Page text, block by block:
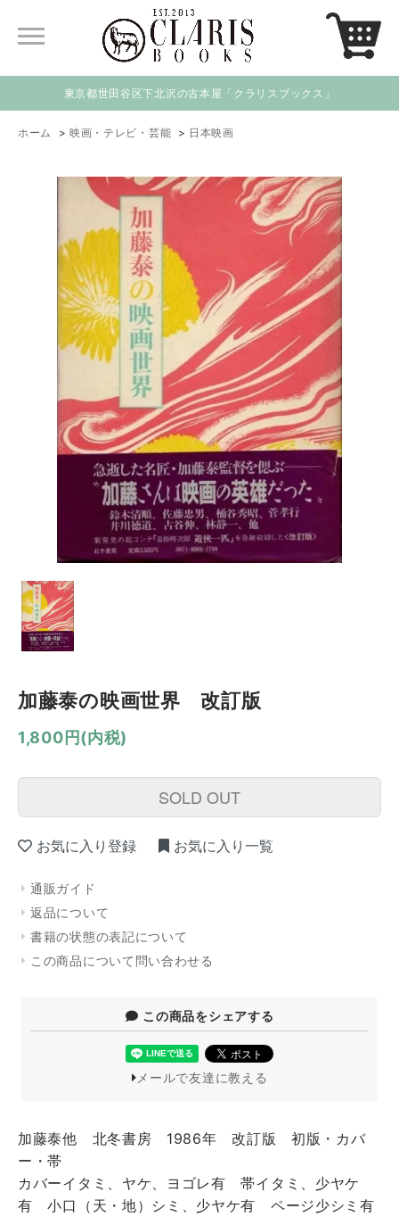
東京都世田谷区下北沢の古本屋「クラリスブックス」
ホーム > 映画・テレビ・芸能 > 日本映画
加藤泰の映画世界 改訂版
1,800円(内税)
SOLD OUT
お気に入り登録 お気に入り一覧
通販ガイド
返品について
書籍の状態の表記について
この商品について問い合わせる
この商品をシェアする
メールで友達に教える
加藤泰他 北冬書房 1986年 改訂版 初版・カバ
ー・帯
カバーイタミ、ヤケ、ヨゴレ有 帯イタミ、少ヤケ
有 小口（天・地）シミ、少ヤケ有 ページ少シミ有